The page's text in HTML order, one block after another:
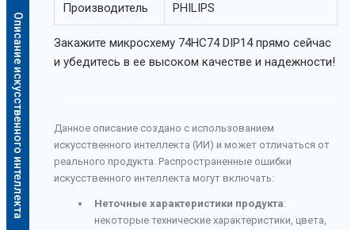
Описание искусственного интеллекта
Производитель PHILIPS
Закажите микросхему 74HC74 DIP14 прямо сейчас
и убедитесь в ее высоком качестве и надежности!
Данное описание создано с использованием
искусственного интеллекта (ИИ) и может отличаться от
реального продукта. Распространенные ошибки
искусственного интеллекта могут включать:
Неточные характеристики продукта:
некоторые технические характеристики, цвета,